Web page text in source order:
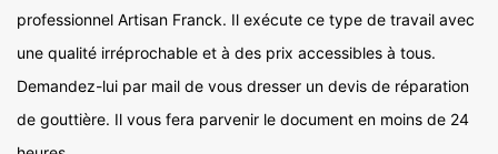
professionnel Artisan Franck. Il exécute ce type de travail avec
une qualité irréprochable et à des prix accessibles à tous.
Demandez-lui par mail de vous dresser un devis de réparation
de gouttière. Il vous fera parvenir le document en moins de 24